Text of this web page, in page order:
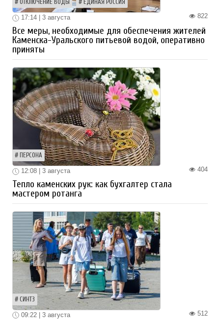
ОТКЛЮЧЕНИЕ ВОДЫ ЕДИНАЯ РОССИЯ
822
17:14 | 3 августа
Все меры, необходимые для обеспечения жителей
Каменска-Уральского питьевой водой, оперативно
приняты
ПЕРСОНА
404
12:08 | 3 августа
Тепло каменских рук: как бухгалтер стала
мастером ротанга
СИНТЗ
512
09:22 | 3 августа